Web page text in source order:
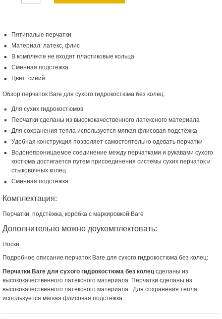
Пятипалые перчатки
Материал: латекс, флис
В комплекте не входят пластиковые кольца
Сменная подстёжка
Цвет: синий
Обзор перчаток Bare для сухого гидрокостюма без колец:
Для сухих гидрокостюмов
Перчатки сделаны из высококачественного латексного материала
Для сохранения тепла используется мягкая флисовая подстёжка
Удобная конструкция позволяет самостоятельно одевать перчатки
Водонепроницаемое соединение между перчатками и рукавами сухого
костюма достигается путем присоединения системы сухих перчаток и
стыковочных колец
Сменная подстёжка
Комплектация:
Перчатки, подстёжка, коробка с маркировкой Bare
Дополнительно можно доукомплектовать:
Носки
Подробное описание перчаток Bare для сухого гидрокостюма без колец:
Перчатки Bare для сухого гидрокостюма без колецсделаны из
высококачественного латексного материала. Перчатки сделаны из
высококачественного латексного материала. Для сохранения тепла
используется мягкая флисовая подстёжка.